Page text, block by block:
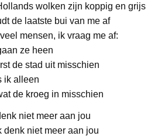
wolken zijn koppig en grijs
de laatste bui van me af
mensen, ik vraag me af:
ze heen
de stad uit misschien
ik alleen
de kroeg in misschien
niet meer aan jou
denk niet meer aan jou